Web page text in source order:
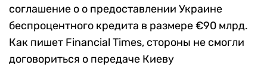
соглашение о о предоставлении Украине
беспроцентного кредита в размере €90 млрд.
Как пишет Financial Times, стороны не смогли
договориться о передаче Киеву